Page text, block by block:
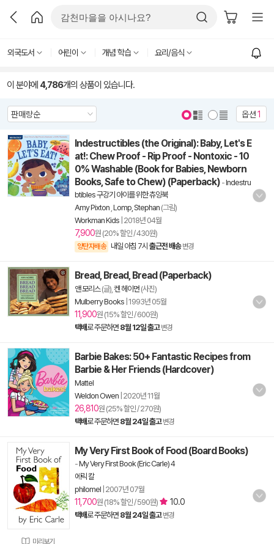
외국도서 어린이 개념 학습 요리/음식
이 분야에 4,786개의 상품이 있습니다.
옵션1
Indestructibles (the Original): Baby, Let's E
at!: Chew Proof - Rip Proof - Nontoxic - 10
0% Washable (Book for Babies, Newborn
Books, Safe to Chew) (Paperback) -Indestru
btibles 구강기 아이를 위한 츄잉북
Amy Pixton Lomp, Stephan (그림)
Workman Kids 2018년 04월
7,900원 (20% 할인 / 430원)
양탄자배송 내일 아침 7시 출근전 배송 변경
Bread, Bread, Bread (Paperback)
앤 모리스(글), 켄 헤이먼 (사진)
Mulberry Books 1993년 05월
11,900원 (15% 할인 / 600원)
택배로 주문하면 8월 12일 출고 변경
Barbie Bakes: 50+ Fantastic Recipes from
Barbie & Her Friends (Hardcover)
Mattel
Weldon Owen 2020년 11월
26,810원 (25% 할인 / 270원)
택배로 주문하면 8월 24일 출고 변경
미리보기
My Very First Book of Food (Board Books)
-My Very First Book (Eric Carle) 4
에릭 칼
philomel 2007년 07월
11,700원 (18% 할인 / 590원) 10.0
택배로 주문하면 8월 24일 출고 변경